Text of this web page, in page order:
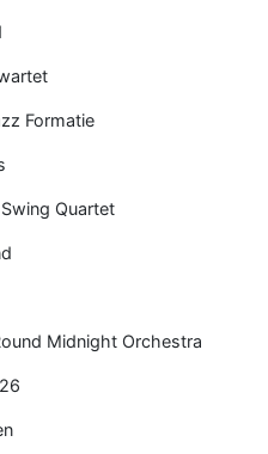
Formatie
Quartet
Midnight Orchestra